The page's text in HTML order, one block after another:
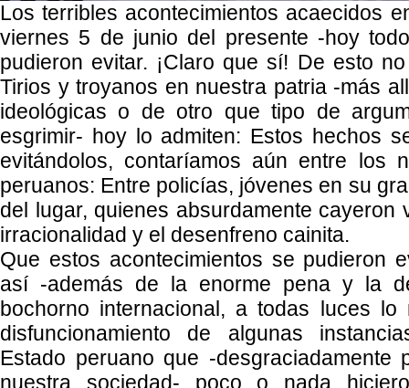
Los terribles acontecimientos acaecidos
viernes 5 de junio del presente -hoy
pudieron evitar. ¡Claro que sí! De esto
Tirios y troyanos en nuestra patria -más
ideológicas o de otro que tipo de
esgrimir- hoy lo admiten: Estos hechos
evitándolos, contaríamos aún entre los
peruanos: Entre policías, jóvenes en su
del lugar, quienes absurdamente cayeron
irracionalidad y el desenfreno cainita.
Que estos acontecimientos se pudieron
así -además de la enorme pena y la
bochorno internacional, a todas luces lo
disfuncionamiento de algunas
Estado peruano que -desgraciadamente
nuestra sociedad- poco o nada